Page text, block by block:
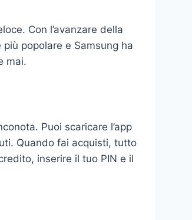
Con l’avanzare della
popolare e Samsung ha
mai.
Puoi scaricare l’app
Quando fai acquisti, tutto
inserire il tuo PIN e il